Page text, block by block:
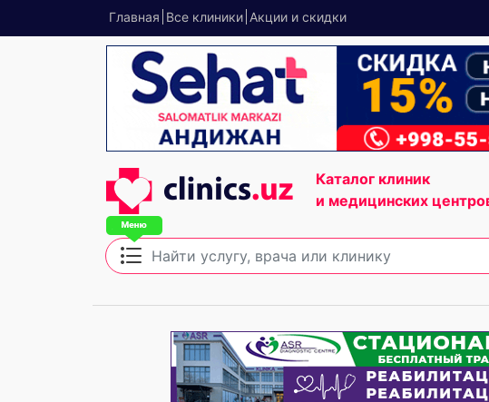
Главная Все клиники Акции и скидки
Каталог клиник
и медицинских